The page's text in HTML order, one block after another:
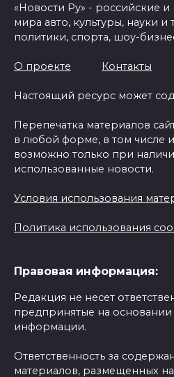
«Новости Ру» - российские
мира авто, культуры, науки и
политики, спорта, шоу-
О проекте Контакты
Настоящий ресурс может
Перепечатка материалов
в любой форме, в том числе
возможно только при
использованные новости.
Условия использования
Политика использования
Правовая информация:
Редакция не несет
предпринятые на
информации.
Ответственность за
материалов, размещенных на